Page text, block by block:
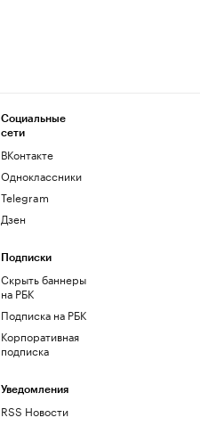
Социальные
сети
ВКонтакте
Одноклассники
Telegram
Дзен
Подписки
Скрыть баннеры
на РБК
Подписка на РБК
Корпоративная
подписка
Уведомления
RSS Новости